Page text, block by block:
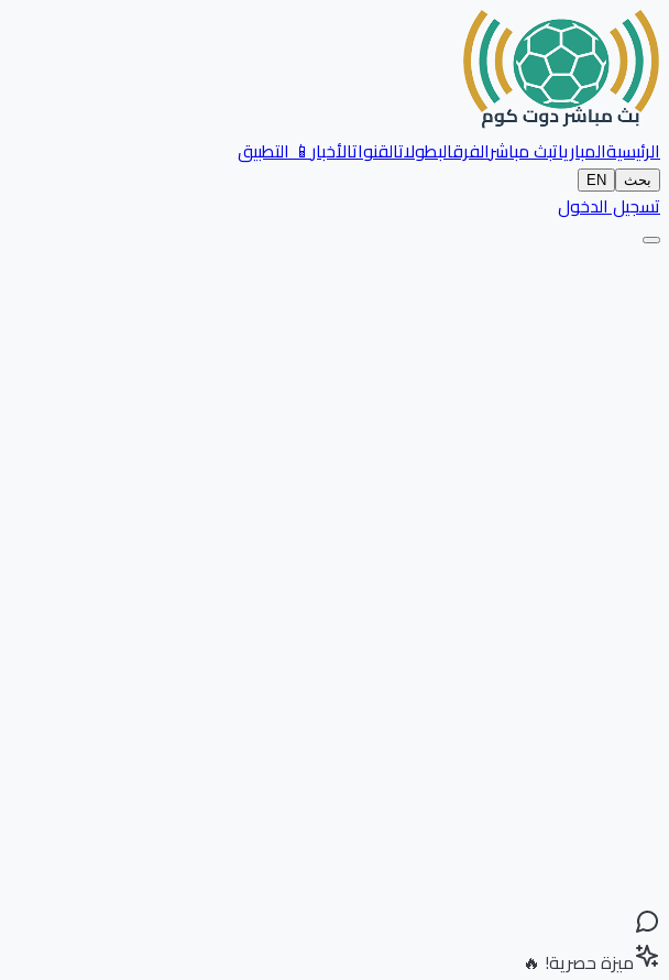
الرئيسيةالمبارياتبث مباشرالفرقالبطولاتالقنواتالأخبار📱 التطبيق
بحث EN
تسجيل الدخول
ميزة حصرية! 🔥